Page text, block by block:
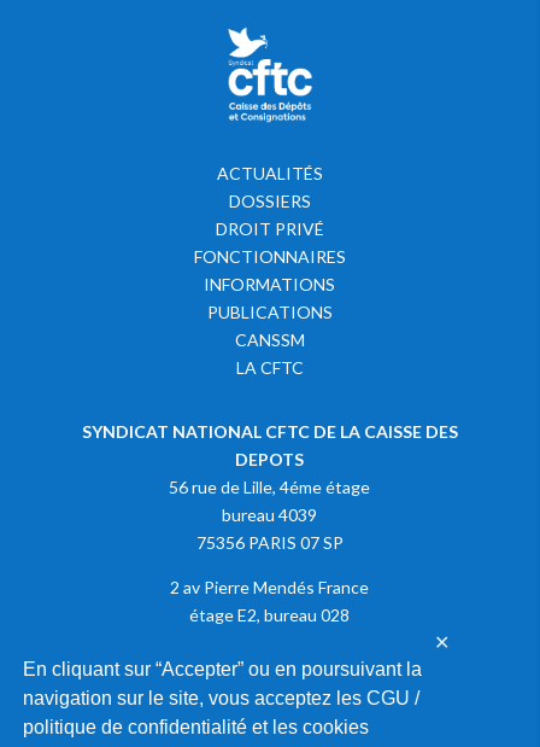
En cliquant sur “Accepter” ou en poursuivant la
navigation sur le site, vous acceptez les CGU /
politique de confidentialité et les cookies
✕
ACTUALITÉS
DOSSIERS
DROIT PRIVÉ
FONCTIONNAIRES
INFORMATIONS
PUBLICATIONS
CANSSM
LA CFTC
SYNDICAT NATIONAL CFTC DE LA CAISSE DES
DEPOTS
56 rue de Lille, 4éme étage
bureau 4039
75356 PARIS 07 SP
2 av Pierre Mendés France
étage E2, bureau 028
Adhérer à la CFTC